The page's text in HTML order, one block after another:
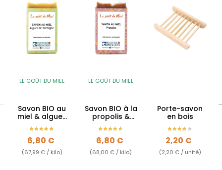
LE GOÛT DU MIEL
Savon BIO au
miel & algues
de Bretagne -
sans huiles
essentielles -...
Prix
6,80 €
(67,99 € / kilo)
LE GOÛT DU MIEL
Savon BIO à la
propolis &
miel - 100g
Prix
6,80 €
(68,00 € / kilo)
Porte-savon
en bois
Prix
2,20 €
(2,20 € / unité)